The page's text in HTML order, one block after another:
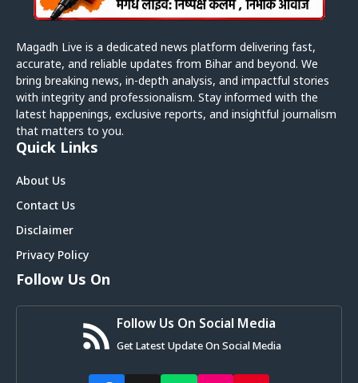
Magadh Live is a dedicated news platform delivering fast,
accurate, and reliable updates from Bihar and beyond. We
bring breaking news, in-depth analysis, and impactful stories
with integrity and professionalism. Stay informed with the
latest happenings, exclusive reports, and insightful journalism
that matters to you.
Quick Links
About Us
Contact Us
Disclaimer
Privacy Policy
Follow Us On
Follow Us On Social Media
Get Latest Update On Social Media